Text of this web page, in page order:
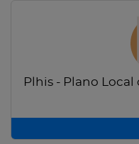
Plhis - Plano